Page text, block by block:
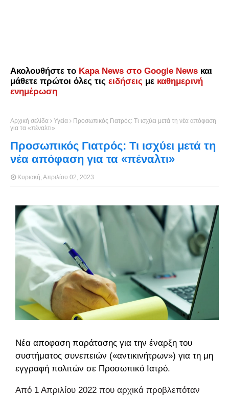
Ακολουθήστε το Kapa News στο Google News και
μάθετε πρώτοι όλες τις ειδήσεις με καθημερινή
ενημέρωση
Αρχική σελίδα Υγεία
Προσωπικός Γιατρός: Τι ισχύει μετά τη νέα απόφαση
για τα «πέναλτι»
Προσωπικός Γιατρός: Τι ισχύει μετά τη
νέα απόφαση για τα «πέναλτι»
Κυριακή, Απριλίου 02, 2023
Νέα αποφαση παράτασης για την έναρξη του
συστήματος συνεπειών («αντικινήτρων») για τη μη
εγγραφή πολιτών σε Προσωπικό Ιατρό.
Από 1 Απριλίου 2022 που αρχικά προβλεπόταν